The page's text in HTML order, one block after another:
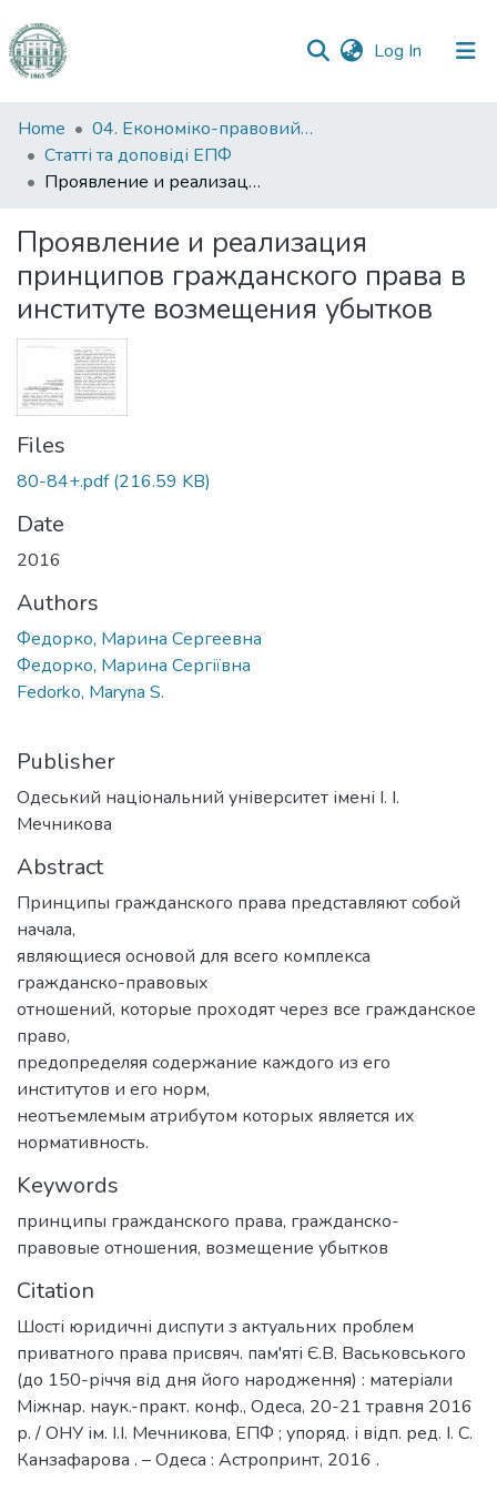
Log In (current)
Communities
&
Collections
Statistics
Home
04. Економіко-правовий факультет
Статті та доповіді ЕПФ
Проявление и реализация принципов гражданского права в институте возмещения убытков
Проявление и реализация
принципов гражданского права в
институте возмещения убытков
Files
80-84+.pdf(216.59 KB)
Date
2016
Authors
Федорко, Марина Сергеевна
Федорко, Марина Сергіївна
Fedorko, Maryna S.
Publisher
Одеський національний університет імені І. І.
Мечникова
Abstract
Принципы гражданского права представляют собой
начала,
являющиеся основой для всего комплекса
гражданско-правовых
отношений, которые проходят через все гражданское
право,
предопределяя содержание каждого из его
институтов и его норм,
неотъемлемым атрибутом которых является их
нормативность.
Keywords
принципы гражданского права, гражданско-
правовые отношения, возмещение убытков
Citation
Шості юридичні диспути з актуальних проблем
приватного права присвяч. пам'яті Є.В. Васьковського
(до 150-річчя від дня його народження) : матеріали
Міжнар. наук.-практ. конф., Одеса, 20-21 травня 2016
р. / ОНУ ім. І.І. Мечникова, ЕПФ ; упоряд. і відп. ред. І. С.
Канзафарова . – Одеса : Астропринт, 2016 .